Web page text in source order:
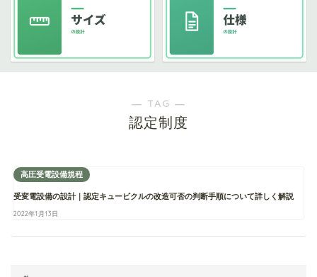
― TAG ―
認定制度
高圧受電設備規程
受変電設備の設計｜認定キュービクルの改造可否の判断手順について詳しく解説
2022年1月13日